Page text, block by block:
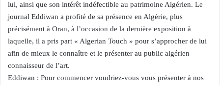
lui, ainsi que son intérêt indéfectible au patrimoine Algérien. Le
journal Eddiwan a profité de sa présence en Algérie, plus
précisément à Oran, à l’occasion de la dernière exposition à
laquelle, il a pris part « Algerian Touch » pour s’approcher de lui
afin de mieux le connaître et le présenter au public algérien
connaisseur de l’art.
Eddiwan : Pour commencer voudriez-vous vous présenter à nos